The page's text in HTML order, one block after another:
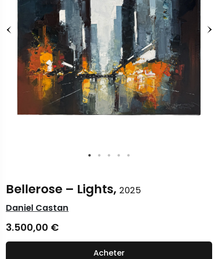
Bellerose – Lights, 2025
Daniel Castan
3.500,00 €
Acheter